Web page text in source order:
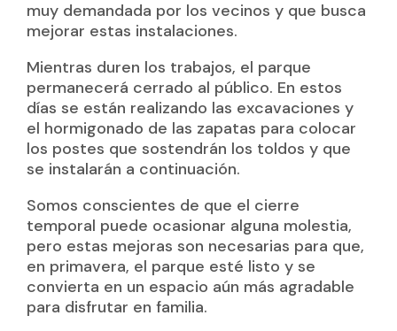
muy demandada por los vecinos y que busca
mejorar estas instalaciones.
Mientras duren los trabajos, el parque
permanecerá cerrado al público. En estos
días se están realizando las excavaciones y
el hormigonado de las zapatas para colocar
los postes que sostendrán los toldos y que
se instalarán a continuación.
Somos conscientes de que el cierre
temporal puede ocasionar alguna molestia,
pero estas mejoras son necesarias para que,
en primavera, el parque esté listo y se
convierta en un espacio aún más agradable
para disfrutar en familia.